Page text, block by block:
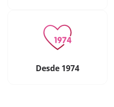
Desde 1974